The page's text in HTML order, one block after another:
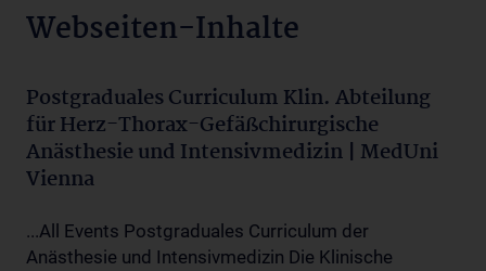
Webseiten-Inhalte
Postgraduales Curriculum Klin. Abteilung
für Herz-Thorax-Gefäßchirurgische
Anästhesie und Intensivmedizin | MedUni
Vienna
...All Events Postgraduales Curriculum der
Anästhesie und Intensivmedizin Die Klinische